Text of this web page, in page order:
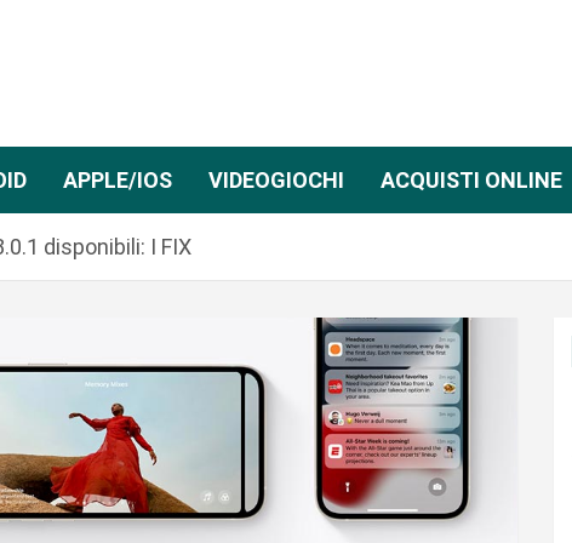
APPLE/IOS VIDEOGIOCHI ACQUISTI ONLINE
disponibili: I FIX